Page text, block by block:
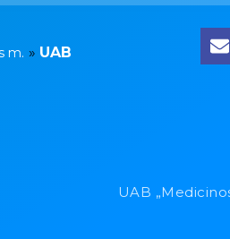
m. » UAB
UAB